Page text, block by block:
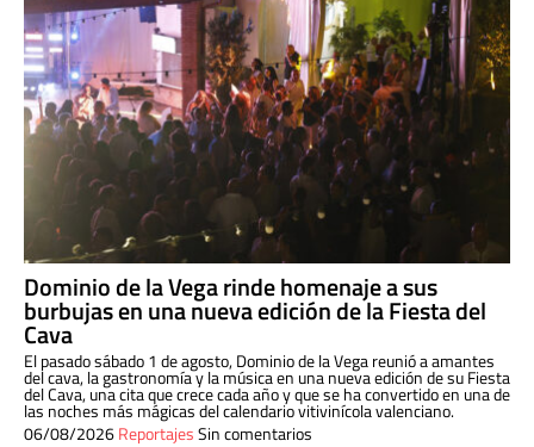
Dominio de la Vega rinde homenaje a sus
burbujas en una nueva edición de la Fiesta del
Cava
El pasado sábado 1 de agosto, Dominio de la Vega reunió a amantes
del cava, la gastronomía y la música en una nueva edición de su Fiesta
del Cava, una cita que crece cada año y que se ha convertido en una de
las noches más mágicas del calendario vitivinícola valenciano.
06/08/2026ReportajesSin comentarios